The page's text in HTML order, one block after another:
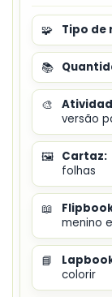
🧩 Tipo de
📚
🎨
versão
🖼️ Cartaz:
folhas
📖
menino
📘
colorir